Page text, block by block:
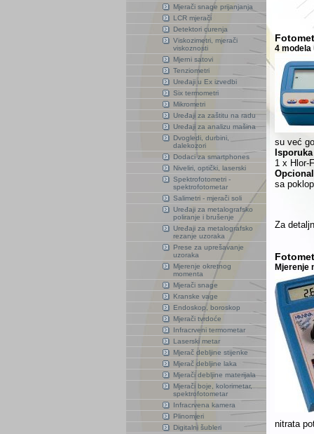
Mjerači snage prijanjanja
LCR mjerači
Detektori curenja
Viskozimetri, mjerači
viskoznosti
Mjerni satovi
Tenziometri
Uređaji u Ex izvedbi
Six termometri
Mikrometri
Uređaji za zaštitu na radu
Uređaji za analizu mašina
Dvogledi, durbini,
dalekozori
Dodaci za smartphones
Niveliri, optički, laserski
Spektrofotometri -
spektrofotometar
Salimetri - mjerači soli
Uređaji za metalografsko
poliranje i brušenje
Uređaji za metalografsko
rezanje uzoraka
Prese za uprešavanje
uzoraka
Mjerenje okretnog
momenta
Mjerači snage
Kranske vage
Endoskop, boroskop
Mjerači tvrdoće
Infracrveni termometar
Laserski metar
Mjerač debljine stijenke
Mjerač debljine laka
Mjerači debljine materijala
Mjerači boje, kolorimetar,
spektrofotometar
Infracrvena kamera
Plinomjeri
Digitalni šubleri
4 modela
su već
Isporuka
1 x Hlor-
sa
Za
Mjerenje
nitrata